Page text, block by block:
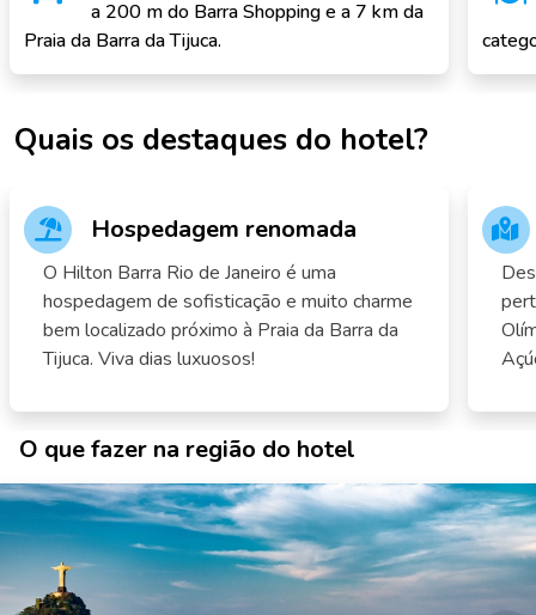
a 200 m do Barra Shopping e a 7 km da
Praia da Barra da Tijuca.
Quais os destaques do hotel?
Hospedagem renomada
O Hilton Barra Rio de Janeiro é uma
hospedagem de sofisticação e muito charme
bem localizado próximo à Praia da Barra da
Tijuca. Viva dias luxuosos!
O que fazer na região do hotel